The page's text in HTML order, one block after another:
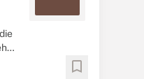
bookmark